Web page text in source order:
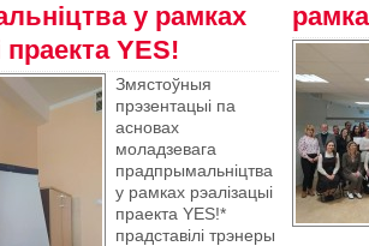
у рамках
праекта YES!
Змястоўныя
прэзентацыі па
асновах
моладзевага
прадпрымальніцтва
у рамках рэалізацыі
праекта YES!*
прадставілі трэнеры